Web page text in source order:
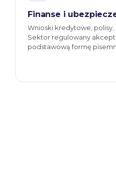
Finanse i
Wnioski kredytowe,
Sektor regulowany
podstawową formę